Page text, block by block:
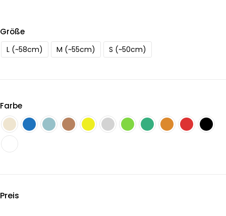
Größe
L (~58cm) M (~55cm) S (~50cm)
Farbe
Preis